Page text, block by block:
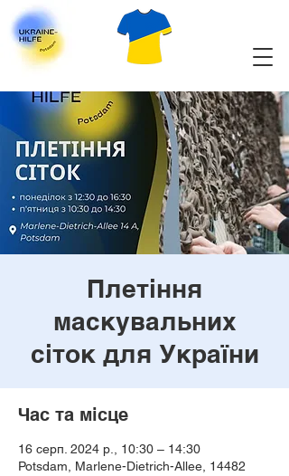
Плетіння
маскувальних
сіток для України
Час та місце
16 серп. 2024 р., 10:30 – 14:30
Potsdam, Marlene-Dietrich-Allee, 14482